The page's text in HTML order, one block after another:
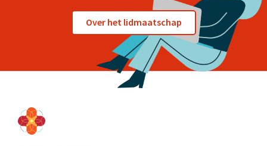
Over het lidmaatschap